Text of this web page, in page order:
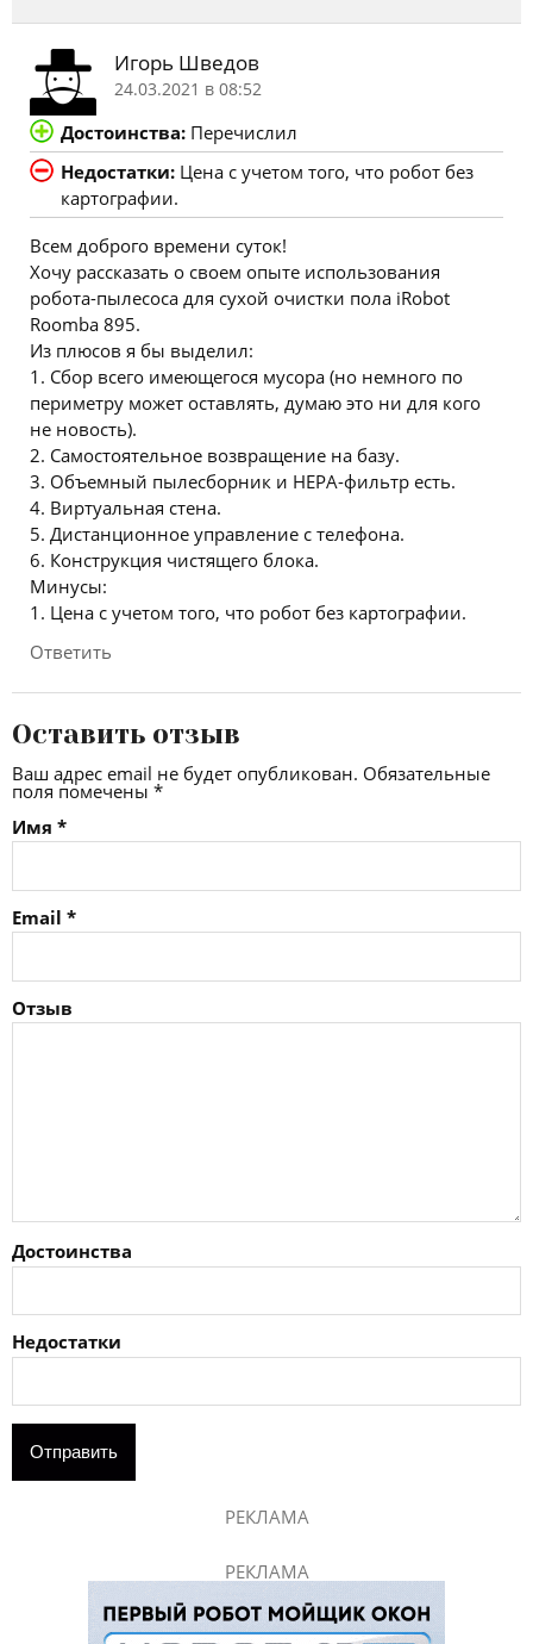
Игорь Шведов
24.03.2021 в 08:52
Достоинства: Перечислил
Недостатки: Цена с учетом того, что робот без
картографии.
Всем доброго времени суток!
Хочу рассказать о своем опыте использования
робота-пылесоса для сухой очистки пола iRobot
Roomba 895.
Из плюсов я бы выделил:
1. Сбор всего имеющегося мусора (но немного по
периметру может оставлять, думаю это ни для кого
не новость).
2. Самостоятельное возвращение на базу.
3. Объемный пылесборник и НЕРА-фильтр есть.
4. Виртуальная стена.
5. Дистанционное управление с телефона.
6. Конструкция чистящего блока.
Минусы:
1. Цена с учетом того, что робот без картографии.
Ответить
Оставить отзыв
Ваш адрес email не будет опубликован. Обязательные
поля помечены *
Имя *
Email *
Отзыв
Достоинства
Недостатки
РЕКЛАМА
РЕКЛАМА